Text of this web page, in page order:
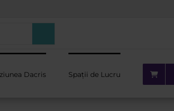
Dacris Spații de Lucru